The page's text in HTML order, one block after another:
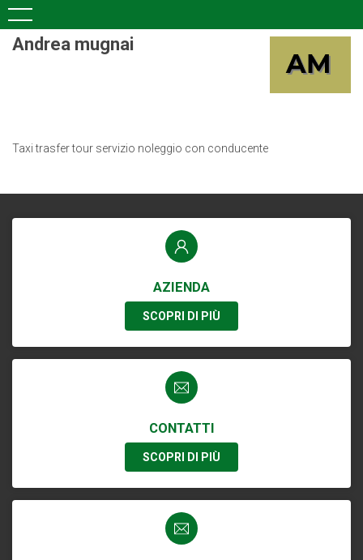
Andrea mugnai
Taxi trasfer tour servizio noleggio con conducente
AZIENDA
SCOPRI DI PIÙ
CONTATTI
SCOPRI DI PIÙ